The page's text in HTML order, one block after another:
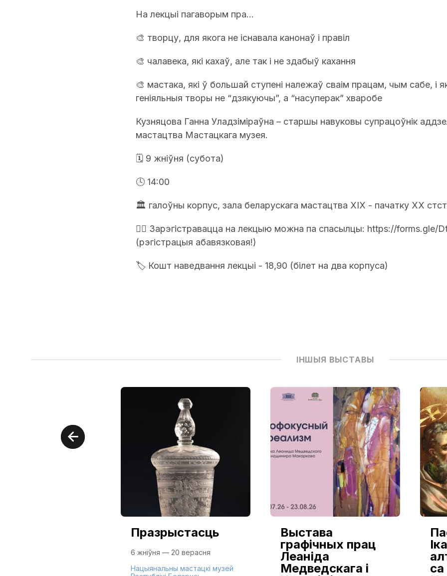
На лекцыі пагаворым пра...
🎨 творцу, для якога не існавала канонаў і правіл
🎨 чалавека, які кахаў, але так і не здабыў кахання
🎨 мастака, які ў большай ступені належаў сваім працам, чым сабе, і
геніяльныя творы не “дзякуючы”, а “насуперак” хваробе
Кузняцова Ганна Уладзіміраўна – старшы навуковы супрацоўнік
мастацтва Мастацкага музея.
🗓 9 жніўня (субота)
🕓 14:00
🏛 галоўны корпус, зала беларускага мастацтва XIX - пачатку XX стст
✍🏻 Зарэгістравацца на лекцыю можна па спасылцы: https://forms.gle/
(рэгістрацыя абавязковая!)
🏷️ Кошт наведвання лекцыі - 18,90 (білет на два корпуса)
ІНШЫЯ ВЫСТАВЫ
Празрыстасць
6 жніўня — 20 верасня
Нацыянальны мастацкі музей
Выстава
графічных прац
Леаніда
Медведскага і